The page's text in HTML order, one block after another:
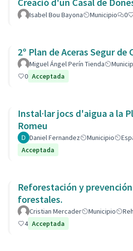
Isabel Bou Bayona Municipio 0
2º Plan de Aceras Segur de
Miguel Ángel Perín Tienda
0 Acceptada
Instal·lar jocs d'aigua a la
Romeu
Daniel Fernandez Municipio
Acceptada
Reforestación y
forestales.
Cristian Mercader Municipio
4 Acceptada